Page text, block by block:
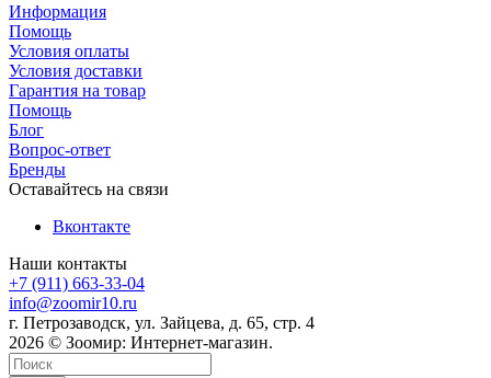
Информация
Помощь
Условия оплаты
Условия доставки
Гарантия на товар
Помощь
Блог
Вопрос-ответ
Бренды
Оставайтесь на связи
Вконтакте
Наши контакты
+7 (911) 663-33-04
info@zoomir10.ru
г. Петрозаводск, ул. Зайцева, д. 65, стр. 4
2026 © Зоомир: Интернет-магазин.